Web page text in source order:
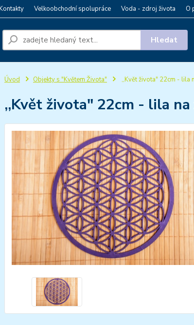
Velkoobchodní spolupráce Voda - zdroj života O
Hledat
Úvod Objekty s "Květem Života" ,,Květ života" 22cm - lila
,,Květ života" 22cm - lila na